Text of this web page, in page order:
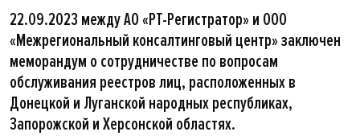
22.09.2023 между АО «РТ-Регистратор» и ООО
«Межрегиональный консалтинговый центр» заключен
меморандум о сотрудничестве по вопросам
обслуживания реестров лиц, расположенных в
Донецкой и Луганской народных республиках,
Запорожской и Херсонской областях.